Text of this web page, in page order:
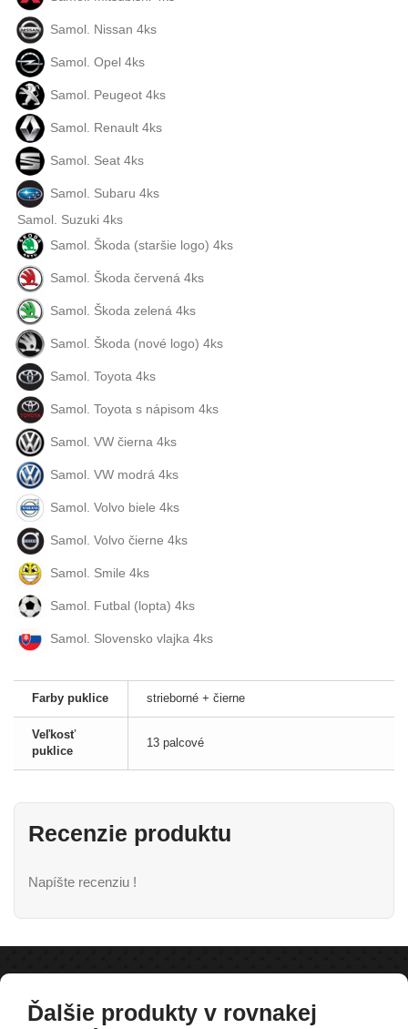
Samol. Nissan 4ks
Samol. Opel 4ks
Samol. Peugeot 4ks
Samol. Renault 4ks
Samol. Seat 4ks
Samol. Subaru 4ks
Samol. Suzuki 4ks
Samol. Škoda (staršie logo) 4ks
Samol. Škoda červená 4ks
Samol. Škoda zelená 4ks
Samol. Škoda (nové logo) 4ks
Samol. Toyota 4ks
Samol. Toyota s nápisom 4ks
Samol. VW čierna 4ks
Samol. VW modrá 4ks
Samol. Volvo biele 4ks
Samol. Volvo čierne 4ks
Samol. Smile 4ks
Samol. Futbal (lopta) 4ks
Samol. Slovensko vlajka 4ks
Farby puklice strieborné + čierne
Veľkosť
puklice
13 palcové
Recenzie produktu
Napíšte recenziu !
Ďalšie produkty v rovnakej